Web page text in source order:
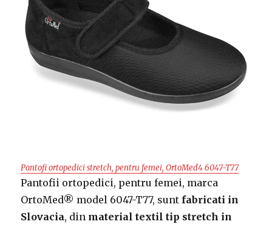
Pantofi ortopedici stretch, pentru femei, OrtoMed4 6047-T77
Pantofii ortopedici, pentru femei, marca
OrtoMed® model 6047-T77, sunt fabricati in
Slovacia, din material textil tip stretch in